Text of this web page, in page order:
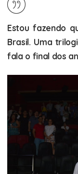
Estou fazendo
Brasil. Uma
fala o final dos